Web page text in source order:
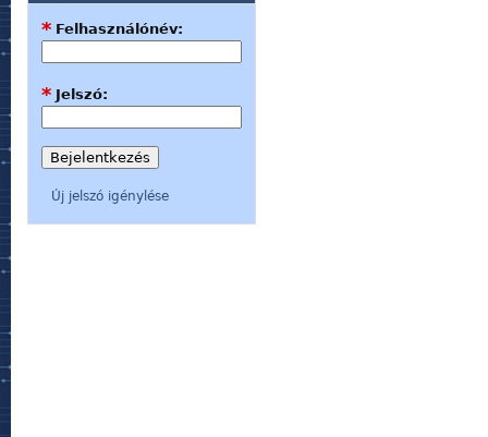
Felhasználónév:
*
Jelszó:
*
Új jelszó igénylése